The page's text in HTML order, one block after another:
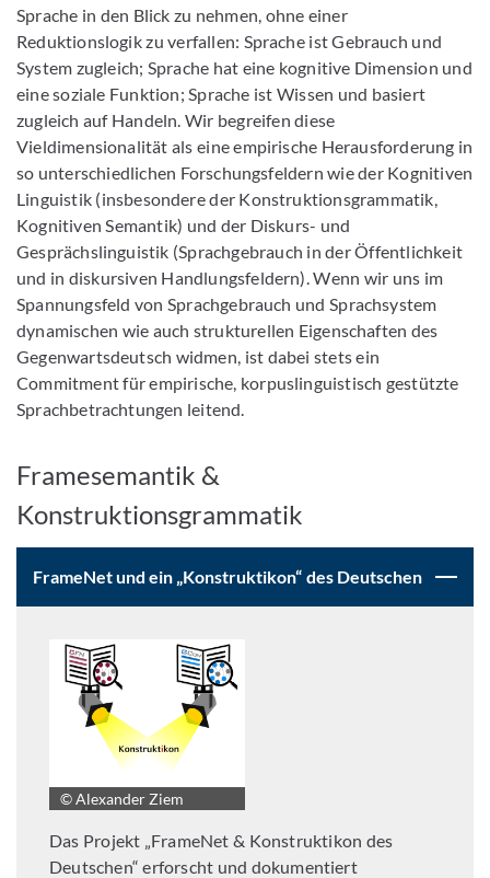
Sprache in den Blick zu nehmen, ohne einer
Reduktionslogik zu verfallen: Sprache ist Gebrauch und
System zugleich; Sprache hat eine kognitive Dimension und
eine soziale Funktion; Sprache ist Wissen und basiert
zugleich auf Handeln. Wir begreifen diese
Vieldimensionalität als eine empirische Herausforderung in
so unterschiedlichen Forschungsfeldern wie der Kognitiven
Linguistik (insbesondere der Konstruktionsgrammatik,
Kognitiven Semantik) und der Diskurs- und
Gesprächslinguistik (Sprachgebrauch in der Öffentlichkeit
und in diskursiven Handlungsfeldern). Wenn wir uns im
Spannungsfeld von Sprachgebrauch und Sprachsystem
dynamischen wie auch strukturellen Eigenschaften des
Gegenwartsdeutsch widmen, ist dabei stets ein
Commitment für empirische, korpuslinguistisch gestützte
Sprachbetrachtungen leitend.
Framesemantik &
Konstruktionsgrammatik
FrameNet und ein „Konstruktikon“ des Deutschen
© Alexander Ziem
Das Projekt „FrameNet & Konstruktikon des
Deutschen“ erforscht und dokumentiert